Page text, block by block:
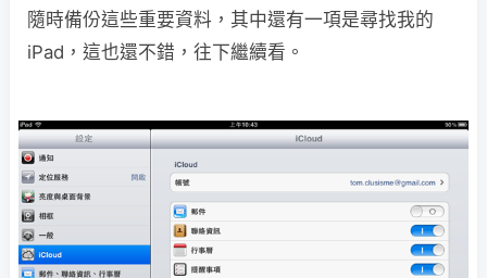
隨時備份這些重要資料，其中還有一項是尋找我的
iPad，這也還不錯，往下繼續看。